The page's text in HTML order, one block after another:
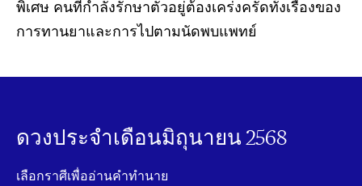
พิเศษ คนที่กำลังรักษาตัวอยู่ต้องเคร่งครัดทั้งเรื่องของ
การทานยาและการไปตามนัดพบแพทย์
ดวงประจำเดือนมิถุนายน 2568
เลือกราศีเพื่ออ่านคำทำนาย